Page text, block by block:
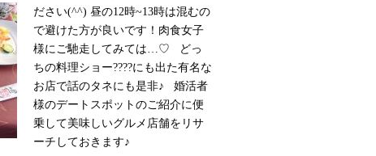
ださい(^^) 昼の12時~13時は混むの
で避けた方が良いです！肉食女子
様にご馳走してみては…♡ どっ
ちの料理ショー????にも出た有名な
お店で話のタネにも是非♪ 婚活者
様のデートスポットのご紹介に便
乗して美味しいグルメ店舗をリサ
ーチしておきます♪